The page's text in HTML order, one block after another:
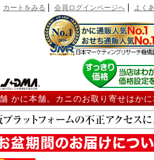
カートをみる 会員ログインページへ よく
かに本舗。カニのお取り寄せはか